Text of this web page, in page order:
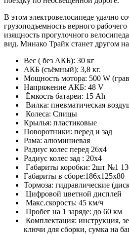
В этом электровелосипеде удачно
грузоподъемность верного
изящность прогулочного
вид. Минако Трайк станет другом
Вес ( без АКБ): 30 кг
АКБ (съёмный): 3,8 кг.
Мощность мотора: 500 W
Напряжение АКБ: 48 V
Ёмкость батареи: 15 Ah
Вилка: пневматическая
Колеса: Спицы
Крылья: пластиковые
Поворотники: перед и зад
Рама: алюминиевая
Радиус колес перед 26х4
Радиус колес зад : 20х4
Габариты коробки: 2шт №1
Габариты в сборе:186х125х80
Тормоза: гидравлические
Цифровой цветной дисплей
Макс.скорость: 45 км/ч
Пробег на 1 заряде: до 60 км
Комплектация: инструкция,
ключи для сборки, сумка на